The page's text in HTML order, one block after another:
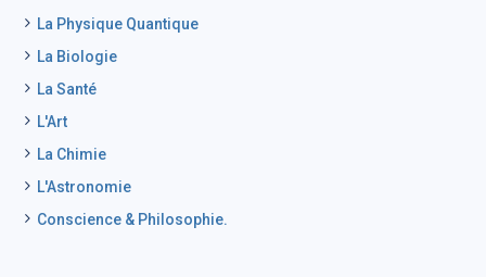
La Physique Quantique
La Biologie
La Santé
L'Art
La Chimie
L'Astronomie
Conscience & Philosophie.